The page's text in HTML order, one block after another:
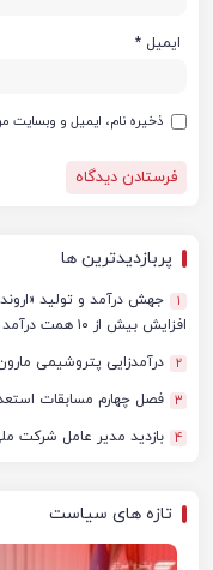
ایمیل *
ذخیره نام، ایمیل و وبسایت
پربازدیدترین ها
1
جهش درآمد و تولید
افزایش بیش از ۱۰ همت درآمد پتروشیمی اروند در ۹ ماهه ۱۴۰۴
2 درآمدزایی پتروشیمی مارون تا
3 فصل چهارم مسابقات
4 بازدید مدیر عامل شرکت
تازه های سیاست